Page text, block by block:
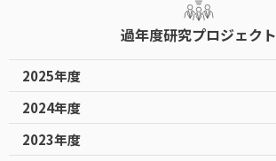
過年度研究プロジェクト
2025年度
2024年度
2023年度